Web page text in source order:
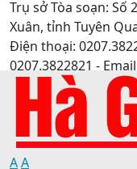
AA
Trụ sở Tòa soạn: Số
Xuân, tỉnh Tuyên
Điện thoại:
0207.3822821 -